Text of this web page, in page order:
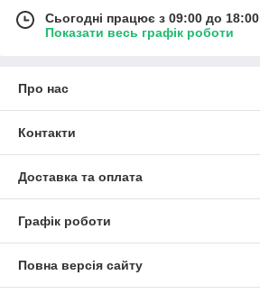
Сьогодні працює з 09:00 до 18:00
Показати весь графік роботи
Про нас
Контакти
Доставка та оплата
Графік роботи
Повна версія сайту